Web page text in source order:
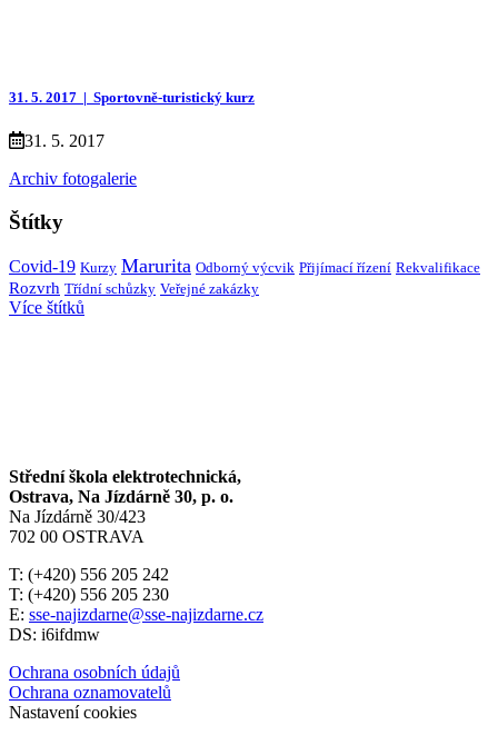
31. 5. 2017 | Sportovně-turistický kurz
31. 5. 2017
Archiv fotogalerie
Štítky
Covid-19 Kurzy Marurita Odborný výcvik Přijímací řízení Rekvalifikace
Rozvrh Třídní schůzky Veřejné zakázky
Více štítků
Střední škola elektrotechnická,
Ostrava, Na Jízdárně 30, p. o.
Na Jízdárně 30/423
702 00 OSTRAVA
T: (+420) 556 205 242
T: (+420) 556 205 230
E: sse-najizdarne@sse-najizdarne.cz
DS: i6ifdmw
Ochrana osobních údajů
Ochrana oznamovatelů
Nastavení cookies